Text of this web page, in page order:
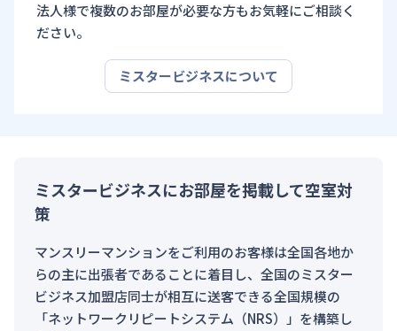
法人様で複数のお部屋が必要な方もお気軽にご相談く
ださい。
ミスタービジネスについて
ミスタービジネスにお部屋を掲載して空室対
策
マンスリーマンションをご利用のお客様は全国各地か
らの主に出張者であることに着目し、全国のミスター
ビジネス加盟店同士が相互に送客できる全国規模の
「ネットワークリピートシステム（NRS）」を構築し